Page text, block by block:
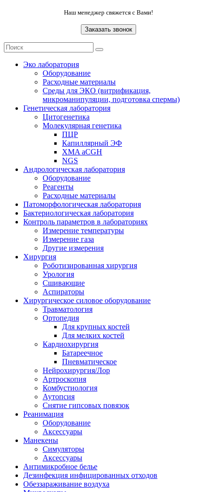
Наш менеджер свяжется с Вами!
Эко лаборатория
Оборудование
Расходные материалы
Среды для ЭКО (витрификация,
микроманипуляции, подготовка спермы)
Генетическая лаборатория
Цитогенетика
Молекулярная генетика
ПЦР
Капиллярный ЭФ
XMA aCGH
NGS
Андрологическая лаборатория
Оборудование
Реагенты
Расходные материалы
Патоморфологическая лаборатория
Бактериологическая лаборатория
Контроль параметров в лабораториях
Измерение температуры
Измерение газа
Другие измерения
Хирургия
Роботизированная хирургия
Урология
Сшивающие
Аспираторы
Хирургическое силовое оборудование
Травматология
Ортопедия
Для крупных костей
Для мелких костей
Кардиохирургия
Батареечное
Пневматическое
Нейрохирургия/Лор
Артроскопия
Комбустиология
Аутопсия
Снятие гипсовых повязок
Реанимация
Оборудование
Аксессуары
Манекены
Симуляторы
Аксессуары
Антимикробное белье
Дезинфекция инфицированных отходов
Обеззараживание воздуха